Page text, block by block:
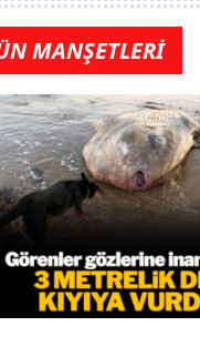
MANŞETLERİ